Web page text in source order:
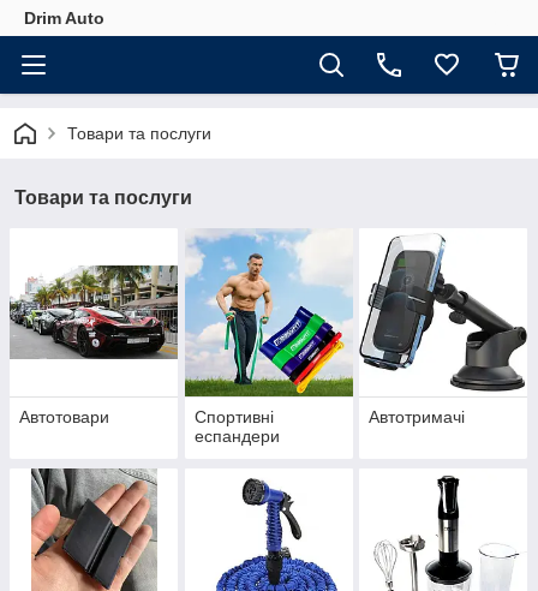
Drim Auto
Товари та послуги
Товари та послуги
Автотовари
Спортивні
еспандери
Автотримачі